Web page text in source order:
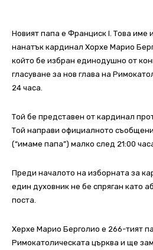
Новият папа е Франциск I. Това име
нанатък кардинал Хорхе Марио
който бе избран единодушно от
гласуване за нов глава на
24 часа.
Той бе представен от кардинал
Той направи официалното
(“имаме папа”) малко след 21:00
Преди началото на изборната за
един духовник не бе спряган като
поста.
Херхе Марио Берголио е 266-тият
Римокатолическата църква и ще